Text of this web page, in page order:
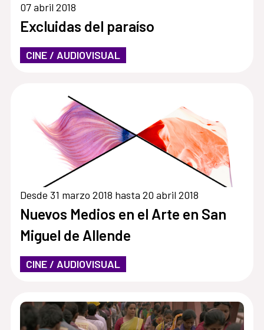
07 abril 2018
Excluidas del paraíso
CINE / AUDIOVISUAL
Desde 31 marzo 2018 hasta 20 abril 2018
Nuevos Medios en el Arte en San
Miguel de Allende
CINE / AUDIOVISUAL